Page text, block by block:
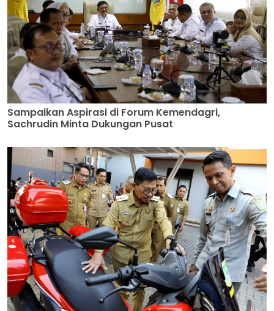
Sampaikan Aspirasi di Forum Kemendagri,
Sachrudin Minta Dukungan Pusat